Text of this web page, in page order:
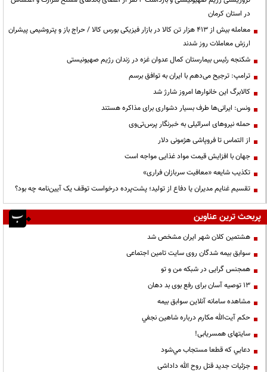
در استان کرمان
معامله بیش از ۴۱۳ هزار تن کالا در بازار فیزیکی بورس کالا / حراج باز و پتروشیمی پیشران
ارزش معاملات روز شدند
شکنجه رئیس بیمارستان کمال عدوان غزه در زندان رژیم صهیونیستی
ترامپ: ترجیح می‌دهم با ایران به توافق برسم
کالابرگ این خانوارها امروز شارژ شد
ونس: ایرانی‌ها طرف بسیار دشواری برای مذاکره هستند
حمله نیروهای اسرائیلی به خبرنگار پرس‌تی‌وی
از التماس تا فروپاشی هژمونی دلار
جهان با افزایش قیمت مواد غذایی مواجه است
تکذیب شایعه «معافیت سربازان فراری»
تقسیم غنایم مدیران یا دفاع از تولید؛ پشت‌پرده درخواست توقف یک آیین‌نامه چه بود؟
پربحث ترین عناوین
هشتمین کلان شهر ایران مشخص شد
سوابق بیمه شدگان روی سایت تامین اجتماعی
همجنس گرایی در شبکه من و تو
13 توصیه آسان برای رفع بوی بد دهان
مشاهده سامانه آنلاين سوابق بیمه
حكم آيت‌الله مكارم درباره شاهين نجفي
سایتهای همسریابی!
دعايي كه قطعا مستجاب مي‌شود
جزئیات جدید قتل روح الله داداشی